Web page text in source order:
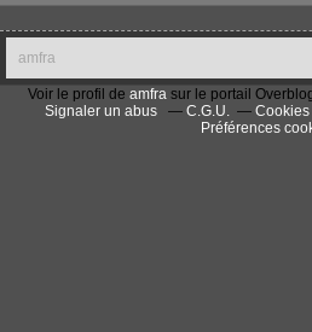
amfra
Voir le profil de amfra sur le portail
Signaler un abus
C.G.U.
Préférences